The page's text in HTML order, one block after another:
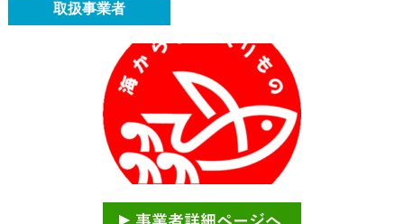
取扱事業者